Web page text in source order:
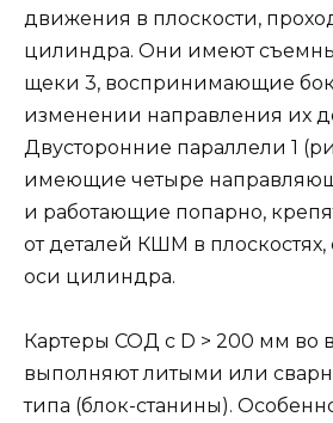
движения в плоскости,
цилиндра. Они имеют
щеки 3, воспринимающие
изменении направления их
Двусторонние параллели 1
имеющие четыре
и работающие попарно,
от деталей КШМ в
оси цилиндра.
Картеры СОД с D > 200 мм во
выполняют литыми или
типа (блок-станины).